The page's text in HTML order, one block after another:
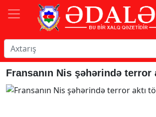
Fransanın Nis şəhərində terror